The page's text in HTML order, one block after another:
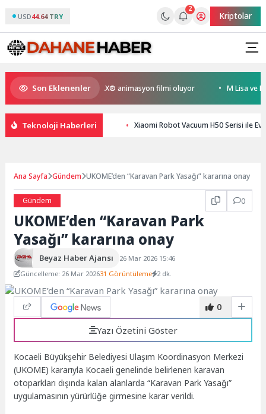
USD44.64 TRY
2
Kriptolar
Son Eklenenler
Kral Türkiye’nin ilk IMAX® animasyon filmi oluyor M Lisa ve
Teknoloji Haberleri Xiaomi Robot Vacuum H50 Serisi ile
Ana Sayfa Gündem UKOME’den “Karavan Park Yasağı” kararına onay
Gündem 0
UKOME’den “Karavan Park
Yasağı” kararına onay
Beyaz Haber Ajansı
26 Mar 2026 15:46
Güncelleme: 26 Mar 202631 Görüntüleme 2 dk.
0
Yazı Özetini Göster
Kocaeli Büyükşehir Belediyesi Ulaşım Koordinasyon Merkezi
(UKOME) kararıyla Kocaeli genelinde belirlenen karavan
otoparkları dışında kalan alanlarda “Karavan Park Yasağı”
uygulamasının yürürlüğe girmesine karar verildi.